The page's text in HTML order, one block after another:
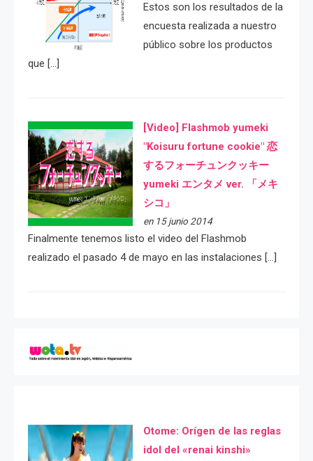
Estos son los resultados de la
encuesta realizada a nuestro
público sobre los productos
que […]
[Video] Flashmob yumeki
"Koisuru fortune cookie" 恋
するフォーチュンクッキー
yumeki エンタメ ver. 「メキ
シコ」
en 15 junio 2014
Finalmente tenemos listo el video del Flashmob
realizado el pasado 4 de mayo en las instalaciones […]
Otome: Orígen de las reglas
idol del «renai kinshi»